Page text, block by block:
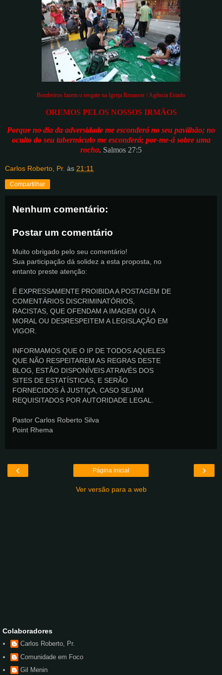
Bombeiros fazem o resgate na Igreja Renascer / Agência Estado
OREMOS PELOS NOSSOS IRMÃOS
Porque no dia da adversidade me esconderá no seu pavilhão; no
oculto do seu tabernáculo me esconderá; por-me-á sobre uma
rocha. Salmos 27:5
Carlos Roberto, Pr. às 21:11
Compartilhar
Nenhum comentário:
Postar um comentário
Muito obrigado pelo seu comentário!
Sua participação dá solidez a esta proposta, no
entanto preste atenção:
É EXPRESSAMENTE PROIBIDA A POSTAGEM DE
COMENTÁRIOS DISCRIMINATÓRIOS,
RACISTAS, QUE OFENDAM A IMAGEM OU A
MORAL OU DESRESPEITEM A LEGISLAÇÃO EM
VIGOR.
INFORMAMOS QUE O IP DE TODOS AQUELES
QUE NÃO RESPEITAREM AS REGRAS DESTE
BLOG, ESTÃO DISPONÍVEIS ATRAVÉS DOS
SITES DE ESTATÍSTICAS, E SERÃO
FORNECIDOS À JUSTIÇA, CASO SEJAM
REQUISITADOS POR AUTORIDADE LEGAL.
Pastor Carlos Roberto Silva
Point Rhema
‹ ›
Página inicial
Ver versão para a web
Colaboradores
Carlos Roberto, Pr.
Comunidade em Foco
Gil Menin